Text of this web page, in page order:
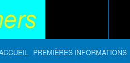
PREMIÈRES INFORMATIONS